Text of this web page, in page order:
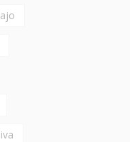
ajo